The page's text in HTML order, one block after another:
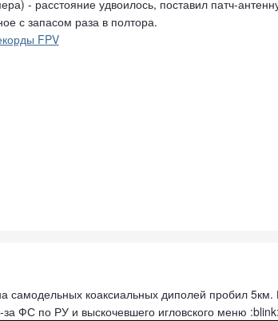
- расстояние удвоилось, поставил патч-
с запасом раза в полтора.
FPV
самодельных коаксиальных диполей пробил
за ФС по РУ и выскочевшего игловского меню